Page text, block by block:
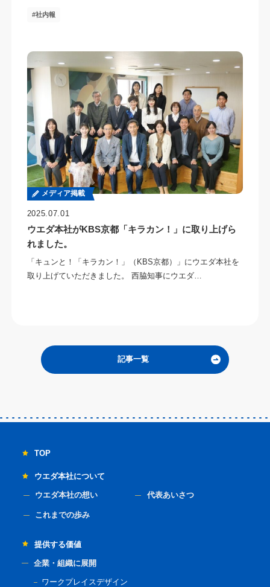
社内報
メディア掲載
2025.07.01
ウエダ本社がKBS京都「キラカン！」に取り上げら
れました。
「キュンと！「キラカン！」（KBS京都）」にウエダ本社を
取り上げていただきました。 西脇知事にウエダ…
記事一覧
TOP
ウエダ本社について
ウエダ本社の想い 代表あいさつ
これまでの歩み
提供する価値
企業・組織に展開
ワークプレイスデザイン